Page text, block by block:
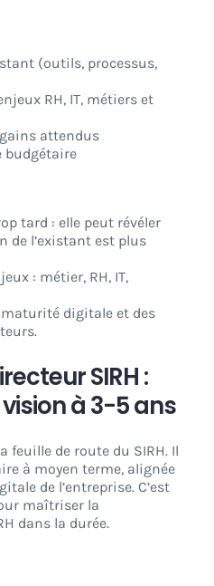
(outils, processus,
RH, IT, métiers et
attendus
budgétaire
tard : elle peut révéler
de l’existant est plus
: métier, RH, IT,
maturité digitale et des
SIRH :
à 3-5 ans
feuille de route du SIRH. Il
à moyen terme, alignée
de l’entreprise. C’est
maîtriser la
dans la durée.